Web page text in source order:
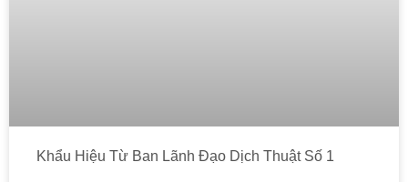
Khẩu Hiệu Từ Ban Lãnh Đạo Dịch Thuật Số 1